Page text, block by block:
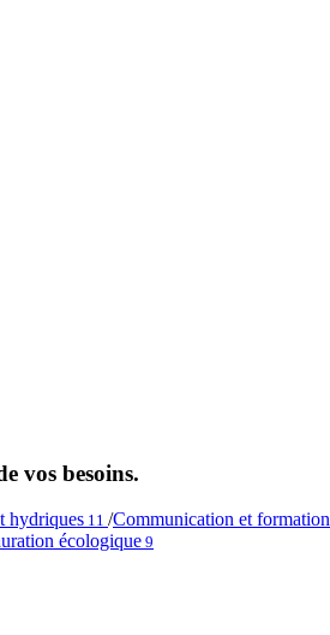
vos besoins.
hydriques 11 /Communication et formation
écologique 9